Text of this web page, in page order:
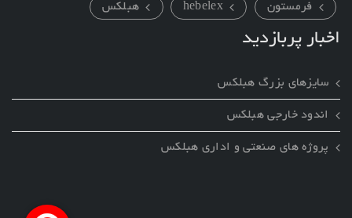
فرمستون hebelex هبلکس
اخبار پربازدید
سایزهای بزرگ هبلکس
اندود خارجي هبلکس
پروژه های صنعتی و اداري هبلکس